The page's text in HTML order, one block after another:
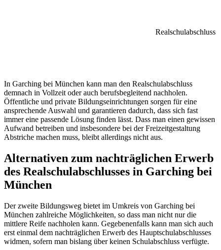
Realschulabschluss
In Garching bei München kann man den Realschulabschluss
demnach in Vollzeit oder auch berufsbegleitend nachholen.
Öffentliche und private Bildungseinrichtungen sorgen für eine
ansprechende Auswahl und garantieren dadurch, dass sich fast
immer eine passende Lösung finden lässt. Dass man einen gewissen
Aufwand betreiben und insbesondere bei der Freizeitgestaltung
Abstriche machen muss, bleibt allerdings nicht aus.
Alternativen zum nachträglichen Erwerb
des Realschulabschlusses in Garching bei
München
Der zweite Bildungsweg bietet im Umkreis von Garching bei
München zahlreiche Möglichkeiten, so dass man nicht nur die
mittlere Reife nachholen kann. Gegebenenfalls kann man sich auch
erst einmal dem nachträglichen Erwerb des Hauptschulabschlusses
widmen, sofern man bislang über keinen Schulabschluss verfügte.